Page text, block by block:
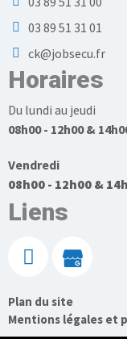
03 89 51 31 01
ck@jobsecu.fr
Horaires
Du lundi au jeudi
08h00 - 12h00 &
Vendredi
08h00 - 12h00 &
Liens
Plan du site
Mentions légales et